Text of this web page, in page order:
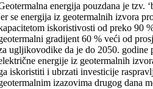
energija pouzdana je tzv.
se energija iz geotermalnih izvora
iskoristivosti od preko 90
gradijent 60 % veći od
ugljikovodike da je do 2050. godine
energije iz geotermalnih
iskoristiti i ubrzati investicije
izazovima drugog dana